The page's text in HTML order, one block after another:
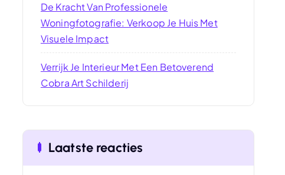
De Kracht Van Professionele
Woningfotografie: Verkoop Je Huis Met
Visuele Impact
Verrijk Je Interieur Met Een Betoverend
Cobra Art Schilderij
Laatste reacties